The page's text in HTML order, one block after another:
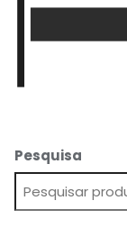
Pesquisa